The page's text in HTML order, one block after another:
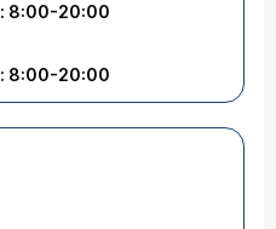
8:00-20:00
8:00-20:00